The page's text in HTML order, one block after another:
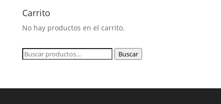
Carrito
No hay productos en el carrito.
Buscar
Buscar